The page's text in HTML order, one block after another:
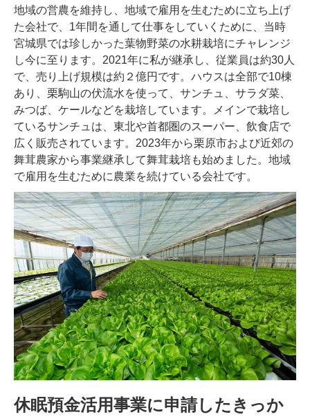
地域の営農を維持し、地域で雇用を生むために立ち上げ
た会社で、1年間を通して仕事をしていくために、当時
宮城県では珍しかった葉物野菜の水耕栽培にチャレンジ
し今に至ります。2021年に私が継承し、従業員は約30人
で、売り上げ規模は約２億円です。ハウスは全部で10棟
あり、栗駒山の伏流水を使って、サンチュ、サラダ菜、
みつば、ケールなどを栽培しています。メインで栽培し
ているサンチュは、東北や首都圏のスーパー、飲食店で
広く販売されています。2023年から栗原市および近郊の
舞茸農家から事業継承して舞茸栽培も始めました。地域
で雇用を生むために農業を続けている会社です。
休眠預金活用事業に申請したきっか